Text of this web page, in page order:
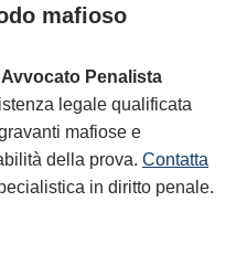
mafioso
Avvocato Penalista
legale qualificata
mafiose e
della prova. Contatta
in diritto penale.